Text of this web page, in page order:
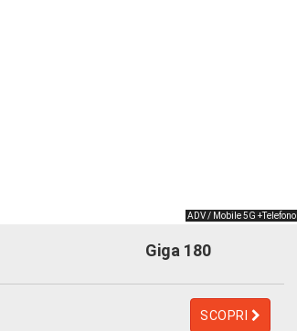
ADV / Mobile 5G +Telefono
Giga 180
SCOPRI